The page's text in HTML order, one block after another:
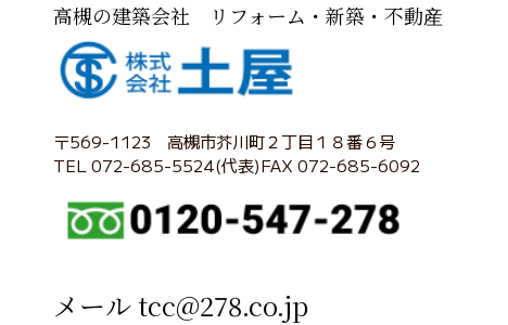
高槻の建築会社 リフォーム・新築・不動産
〒569-1123 高槻市芥川町２丁目１８番６号
TEL 072-685-5524(代表)FAX 072-685-6092
メール tcc@278.co.jp